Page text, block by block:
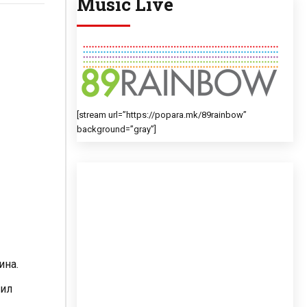
[stream url=”https://popara.mk/89rainbow”
background=”gray”]